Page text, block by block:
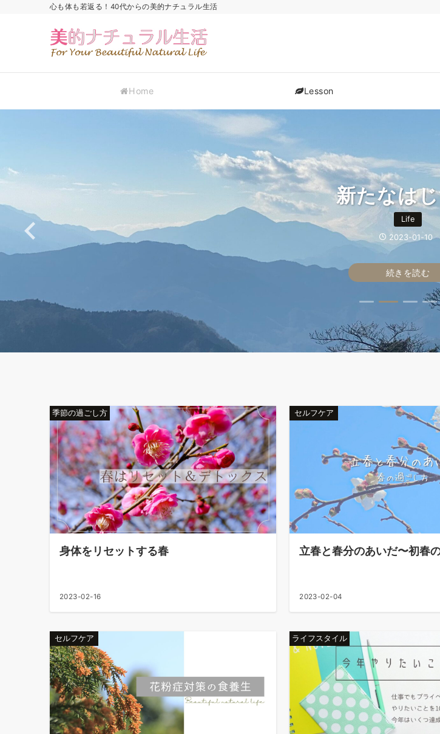
心も体も若返る！40代からの美的ナチュラル生活
Home Lesson
花粉症対策の食養生
セルフケア
食べ
2023-01-18
続きを読む
新たなは
Life
2023-01-10
続きを読む
オンラインレッス
セルフケア
セルフケ
2021-01-14
続きを読む
香りを色や形で表現して
アロマケア
香り
2020-08-22
続きを読む
暑さに負けない体
セルフケア 季節の過ごし方
2020-08-17
続きを読む
季節の過ごし方
身体をリセットする春
2023-02-16
セルフケア
立春と春分のあいだ〜初春
2023-02-04
セルフケア ライフスタイル